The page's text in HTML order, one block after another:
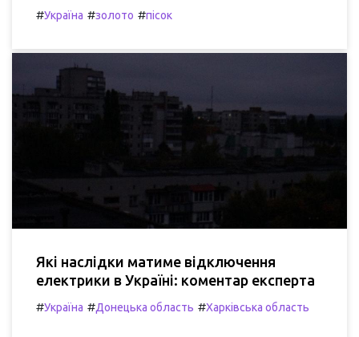
#Україна #золото #пісок
Які наслідки матиме відключення
електрики в Україні: коментар експерта
#Україна #Донецька область #Харківська область